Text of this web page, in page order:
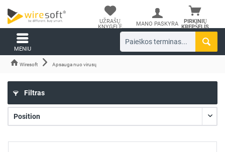
PIRKINIŲ
KREPŠELIS
UŽRAŠŲ
KNYGELĖ
MANO PASKYRA
MENIU
Wiresoft Apsauga nuo virusų
Filtras